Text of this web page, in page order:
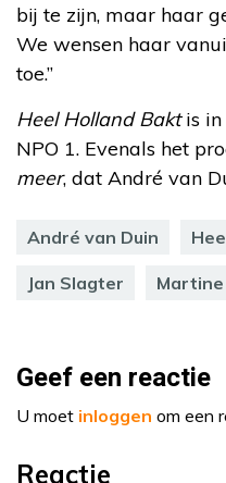
bij te zijn, maar haar
We wensen haar
toe.”
Heel Holland Baktis in
NPO 1. Evenals het
meer, dat André van
André van Duin
Jan Slagter Martine
Geef een reactie
U moet inloggen om een
Reactie